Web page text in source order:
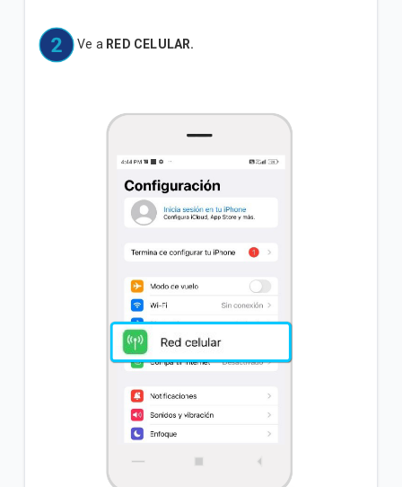
Ve a RED CELULAR.